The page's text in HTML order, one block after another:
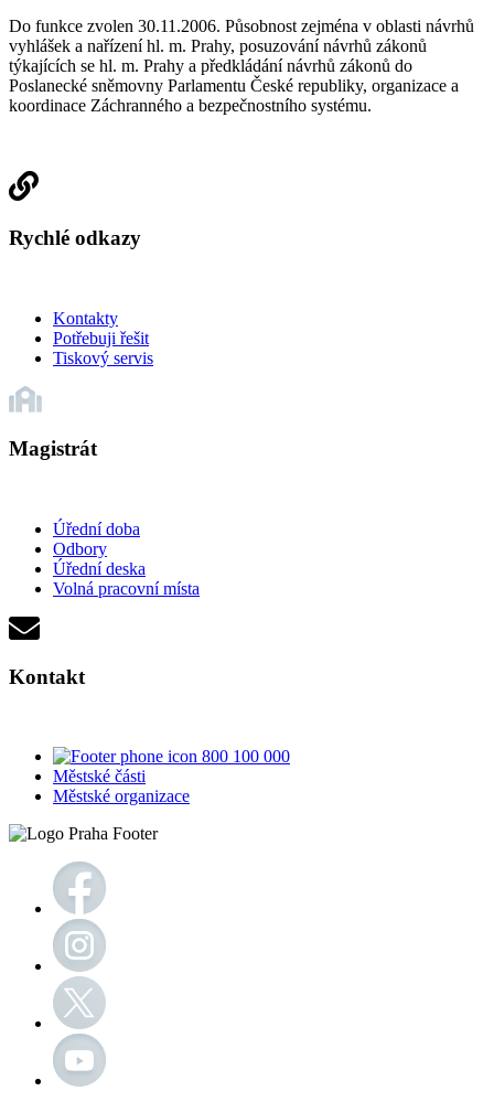
Do funkce zvolen 30.11.2006. Působnost zejména v oblasti návrhů
vyhlášek a nařízení hl. m. Prahy, posuzování návrhů zákonů
týkajících se hl. m. Prahy a předkládání návrhů zákonů do
Poslanecké sněmovny Parlamentu České republiky, organizace a
koordinace Záchranného a bezpečnostního systému.
Rychlé odkazy
Kontakty
Potřebuji řešit
Tiskový servis
Magistrát
Úřední doba
Odbory
Úřední deska
Volná pracovní místa
Kontakt
800 100 000
Městské části
Městské organizace